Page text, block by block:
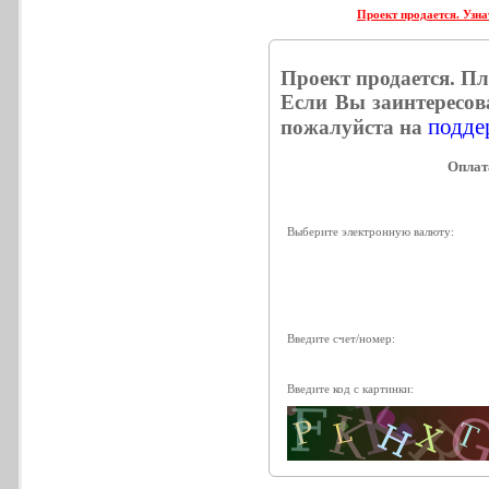
Проект продается.
Проект продается.
Если Вы
пожалуйста на
Выберите электронную валюту:
Введите счет/номер:
Введите код с картинки: